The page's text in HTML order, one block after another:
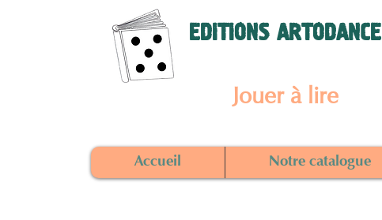
EDITIONS ARTODANCE
Jouer à lire
Accueil Notre catalogue